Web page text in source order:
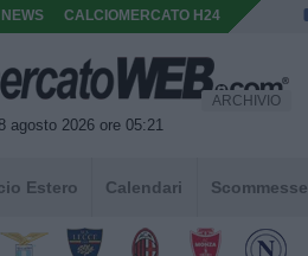
CALCIOMERCATO H24
agosto 2026 ore 05:21
ARCHIVIO
Estero Calendari Scommesse